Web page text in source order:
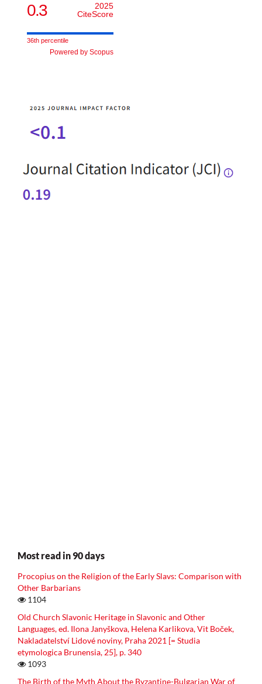
0.3
2025
CiteScore
36th percentile
Powered by Scopus
Most read in 90 days
Procopius on the Religion of the Early Slavs: Comparison with
Other Barbarians
1104
Old Church Slavonic Heritage in Slavonic and Other
Languages, ed. Ilona Janyškova, Helena Karlikova, Vit Boček,
Nakladatelství Lidové noviny, Praha 2021 [= Studia
etymologica Brunensia, 25], p. 340
1093
The Birth of the Myth About the Byzantine-Bulgarian War of